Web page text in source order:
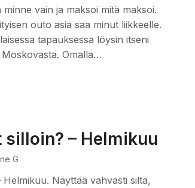
vain ja maksoi mitä maksoi.
outo asia saa minut liikkeelle.
tapauksessa löysin itseni
Omalla…
– Helmikuu
G
Helmikuu. Näyttää vahvasti siltä,